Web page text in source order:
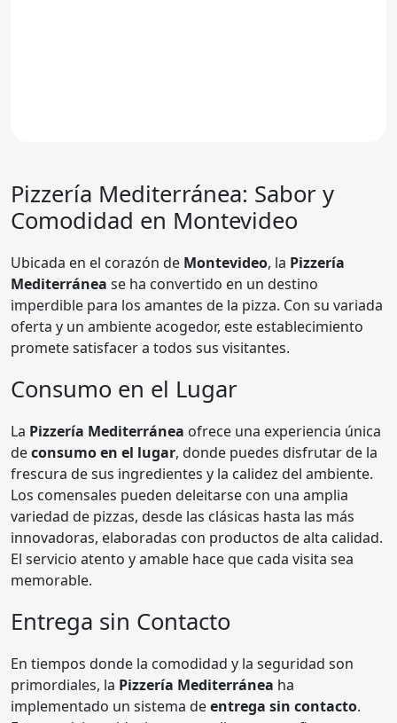
Pizzería Mediterránea: Sabor y
Comodidad en Montevideo
Ubicada en el corazón de Montevideo, la Pizzería
Mediterránea se ha convertido en un destino
imperdible para los amantes de la pizza. Con su variada
oferta y un ambiente acogedor, este establecimiento
promete satisfacer a todos sus visitantes.
Consumo en el Lugar
La Pizzería Mediterránea ofrece una experiencia única
deconsumo en el lugar, donde puedes disfrutar de la
frescura de sus ingredientes y la calidez del ambiente.
Los comensales pueden deleitarse con una amplia
variedad de pizzas, desde las clásicas hasta las más
innovadoras, elaboradas con productos de alta calidad.
El servicio atento y amable hace que cada visita sea
memorable.
Entrega sin Contacto
En tiempos donde la comodidad y la seguridad son
primordiales, la Pizzería Mediterránea ha
implementado un sistema deentrega sin contacto.